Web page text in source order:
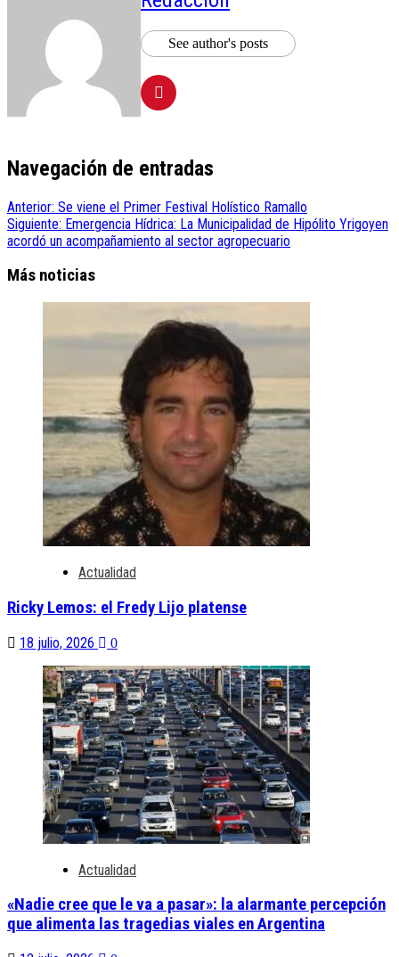
See author's posts
Navegación de entradas
Anterior: Se viene el Primer Festival Holístico Ramallo
Siguiente: Emergencia Hídrica: La Municipalidad de Hipólito Yrigoyen
acordó un acompañamiento al sector agropecuario
Más noticias
Actualidad
Ricky Lemos: el Fredy Lijo platense
18 julio, 2026 0
Actualidad
«Nadie cree que le va a pasar»: la alarmante percepción
que alimenta las tragedias viales en Argentina